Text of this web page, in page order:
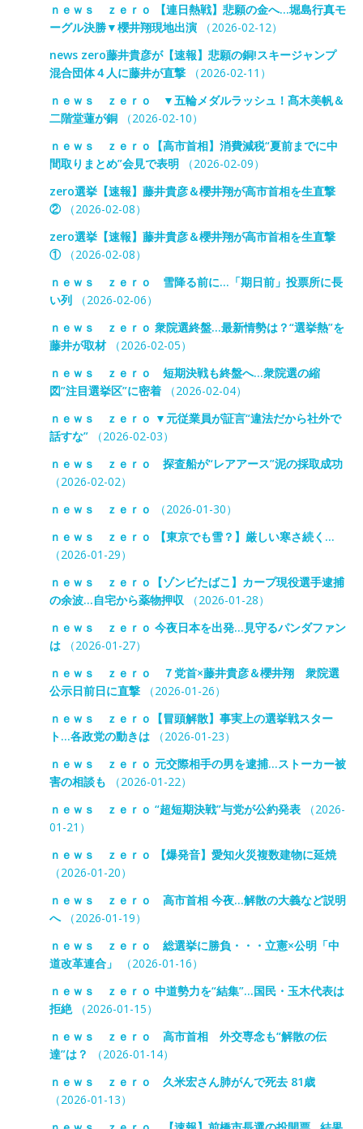
ｎｅｗｓ ｚｅｒｏ 【連日熱戦】悲願の金へ…堀島行真モ
ーグル決勝▼櫻井翔現地出演（2026-02-12）
news zero藤井貴彦が【速報】悲願の銅!スキージャンプ
混合団体４人に藤井が直撃（2026-02-11）
ｎｅｗｓ ｚｅｒｏ ▼五輪メダルラッシュ！髙木美帆＆
二階堂蓮が銅（2026-02-10）
ｎｅｗｓ ｚｅｒｏ【高市首相】消費減税“夏前までに中
間取りまとめ”会見で表明（2026-02-09）
zero選挙【速報】藤井貴彦＆櫻井翔が高市首相を生直撃
②（2026-02-08）
zero選挙【速報】藤井貴彦＆櫻井翔が高市首相を生直撃
①（2026-02-08）
ｎｅｗｓ ｚｅｒｏ 雪降る前に…「期日前」投票所に長
い列（2026-02-06）
ｎｅｗｓ ｚｅｒｏ 衆院選終盤…最新情勢は？“選挙熱”を
藤井が取材（2026-02-05）
ｎｅｗｓ ｚｅｒｏ 短期決戦も終盤へ…衆院選の縮
図”注目選挙区”に密着（2026-02-04）
ｎｅｗｓ ｚｅｒｏ ▼元従業員が証言“違法だから社外で
話すな”（2026-02-03）
ｎｅｗｓ ｚｅｒｏ 探査船が“レアアース”泥の採取成功
（2026-02-02）
ｎｅｗｓ ｚｅｒｏ
（2026-01-30）
ｎｅｗｓ ｚｅｒｏ 【東京でも雪？】厳しい寒さ続く…
（2026-01-29）
ｎｅｗｓ ｚｅｒｏ【ゾンビたばこ】カープ現役選手逮捕
の余波…自宅から薬物押収 （2026-01-28）
ｎｅｗｓ ｚｅｒｏ 今夜日本を出発…見守るパンダファン
は（2026-01-27）
ｎｅｗｓ ｚｅｒｏ ７党首×藤井貴彦＆櫻井翔 衆院選
公示日前日に直撃（2026-01-26）
ｎｅｗｓ ｚｅｒｏ【冒頭解散】事実上の選挙戦スター
ト…各政党の動きは（2026-01-23）
ｎｅｗｓ ｚｅｒｏ 元交際相手の男を逮捕…ストーカー被
害の相談も （2026-01-22）
ｎｅｗｓ ｚｅｒｏ “超短期決戦”与党が公約発表（2026-
01-21）
ｎｅｗｓ ｚｅｒｏ 【爆発音】愛知火災複数建物に延焼
（2026-01-20）
ｎｅｗｓ ｚｅｒｏ 高市首相 今夜…解散の大義など説明
へ（2026-01-19）
ｎｅｗｓ ｚｅｒｏ 総選挙に勝負・・・立憲×公明「中
道改革連合」
（2026-01-16）
ｎｅｗｓ ｚｅｒｏ 中道勢力を“結集”…国民・玉木代表は
拒絶（2026-01-15）
ｎｅｗｓ ｚｅｒｏ 高市首相 外交専念も“解散の伝
達”は？
（2026-01-14）
ｎｅｗｓ ｚｅｒｏ 久米宏さん肺がんで死去 81歳
（2026-01-13）